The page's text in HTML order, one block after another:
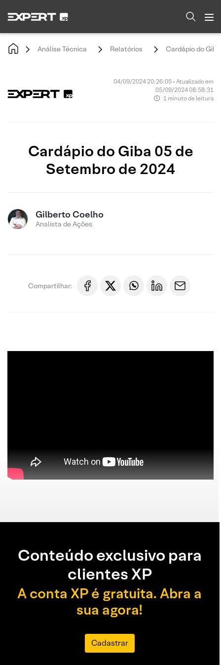
Análise Técnica Relatórios Cardápio do
04/09/2024 20:26:05 • Atualizado em
05/09/2024 08:58:31
1 minuto de leitura
Cardápio do Giba 05 de
Setembro de 2024
Gilberto Coelho
Analista de Ações
Compartilhar:
Conteúdo exclusivo para
clientes XP
A conta XP é gratuita. Abra a
sua agora!
Cadastrar